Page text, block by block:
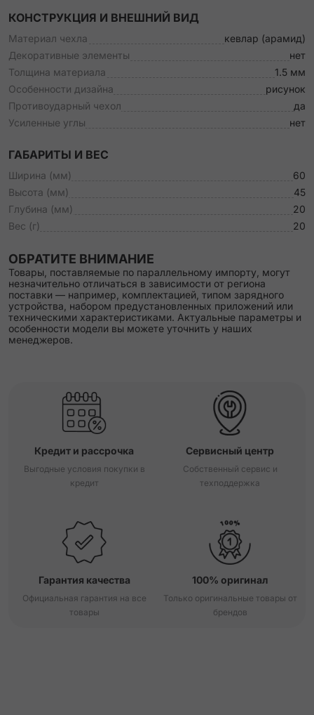
КОНСТРУКЦИЯ И ВНЕШНИЙ ВИД
Материал чехла
кевлар (арамид)
Декоративные элементы
нет
Толщина материала
1.5 мм
Особенности дизайна
рисунок
Противоударный чехол
да
Усиленные углы
нет
ГАБАРИТЫ И ВЕС
Ширина (мм)
60
Высота (мм)
45
Глубина (мм)
20
Вес (г)
20
ОБРАТИТЕ ВНИМАНИЕ
Товары, поставляемые по параллельному импорту, могут
незначительно отличаться в зависимости от региона
поставки — например, комплектацией, типом зарядного
устройства, набором предустановленных приложений или
техническими характеристиками. Актуальные параметры и
особенности модели вы можете уточнить у наших
менеджеров.
Кредит и рассрочка
Выгодные условия покупки в
кредит
Сервисный центр
Собственный сервис и
техподдержка
Гарантия качества
Официальная гарантия на все
товары
100% оригинал
Только оригинальные товары от
брендов